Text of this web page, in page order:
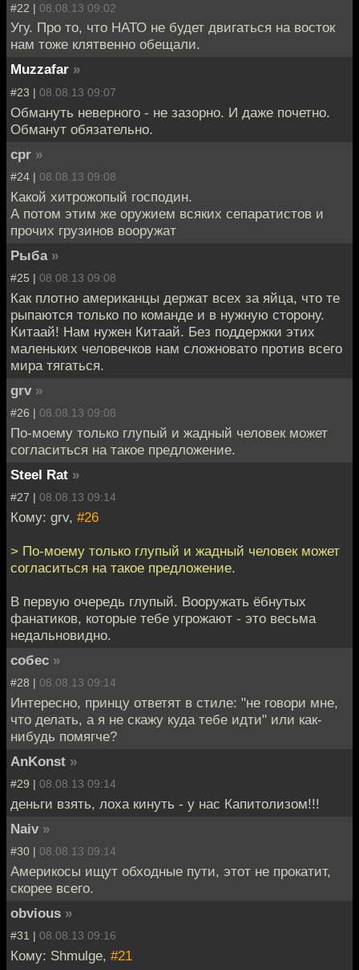
#22 | 08.08.13 09:02
Угу. Про то, что НАТО не будет двигаться на восток
нам тоже клятвенно обещали.
Muzzafar »
#23 | 08.08.13 09:07
Обмануть неверного - не зазорно. И даже почетно.
Обманут обязательно.
cpr »
#24 | 08.08.13 09:08
Какой хитрожопый господин.
А потом этим же оружием всяких сепаратистов и
прочих грузинов вооружат
Рыбa »
#25 | 08.08.13 09:08
Как плотно американцы держат всех за яйца, что те
рыпаются только по команде и в нужную сторону.
Китаай! Нам нужен Китаай. Без поддержки этих
маленьких человечков нам сложновато против всего
мира тягаться.
grv »
#26 | 08.08.13 09:08
По-моему только глупый и жадный человек может
согласиться на такое предложение.
Steel Rat »
#27 | 08.08.13 09:14
Кому: grv, #26
> По-моему только глупый и жадный человек может
согласиться на такое предложение.
В первую очередь глупый. Вооружать ёбнутых
фанатиков, которые тебе угрожают - это весьма
недальновидно.
собес »
#28 | 08.08.13 09:14
Интересно, принцу ответят в стиле: "не говори мне,
что делать, а я не скажу куда тебе идти" или как-
нибудь помягче?
AnKonst »
#29 | 08.08.13 09:14
деньги взять, лоха кинуть - у нас Капитолизом!!!
Naiv »
#30 | 08.08.13 09:14
Америкосы ищут обходные пути, этот не прокатит,
скорее всего.
obvious »
#31 | 08.08.13 09:16
Кому: Shmulge, #21